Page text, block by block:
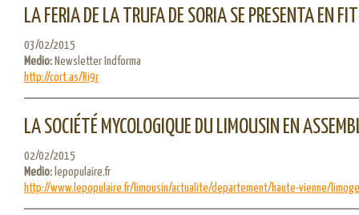
LA FERIA DE LA TRUFA DE SORIA SE PRESENTA EN
03/02/2015
Medio:Newsletter Indforma
http://cort.as/Ri9r
LA SOCIÉTÉ MYCOLOGIQUE DU LIMOUSIN EN
02/02/2015
Medio:lepopulaire.fr
http://www.lepopulaire.fr/limousin/actualite/departement/haute-vienne/